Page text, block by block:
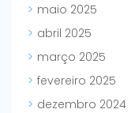
maio 2025
abril 2025
março 2025
fevereiro 2025
dezembro 2024